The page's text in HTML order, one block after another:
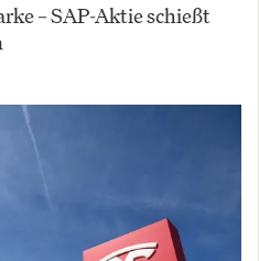
– SAP-Aktie schießt